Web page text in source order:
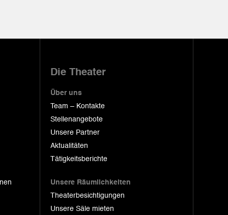
Die Theater
Über uns
Team – Kontakte
Stellenangebote
Unsere Partner
Aktualitäten
Tätigkeitsberichte
Unsere Räumlichkeiten
Theaterbesichtigungen
Unsere Säle mieten